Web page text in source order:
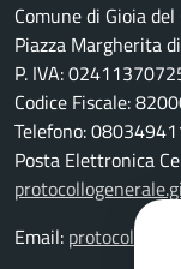
Comune di Gioia del
Piazza Margherita
P. IVA:
Codice Fiscale:
Telefono:
Posta Elettronica
Email: